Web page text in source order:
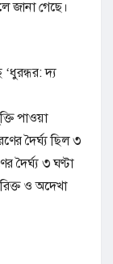
জানা গেছে।
‘ধুরন্ধর: দ্য
পাওয়া
দৈর্ঘ্য ছিল ৩
দৈর্ঘ্য ৩ ঘণ্টা
ও অদেখা